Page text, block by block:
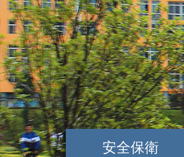
安全保衛